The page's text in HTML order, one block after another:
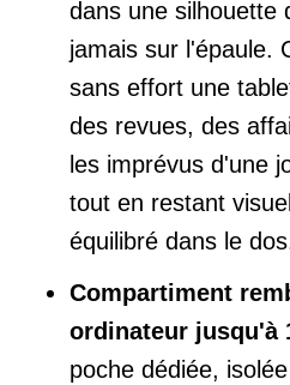
dans une silhouette
jamais sur l'épaule.
sans effort une
des revues, des
les imprévus d'une
tout en restant
équilibré dans le
Compartiment
ordinateur jusqu'à
poche dédiée,